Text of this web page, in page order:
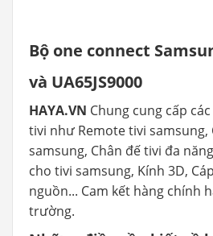
Bộ one connect
và UA65JS9000
HAYA.VN Chung cung cấp
tivi như Remote tivi samsung,
samsung, Chân đế tivi đa
cho tivi samsung, Kính 3D,
nguồn... Cam kết hàng chính
trường.